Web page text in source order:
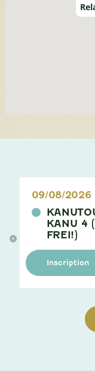
KANU 4
FREI!)
09/08/2026
Inscription